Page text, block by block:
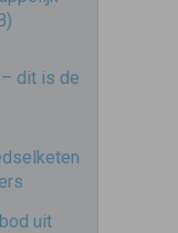
– dit is de
uit